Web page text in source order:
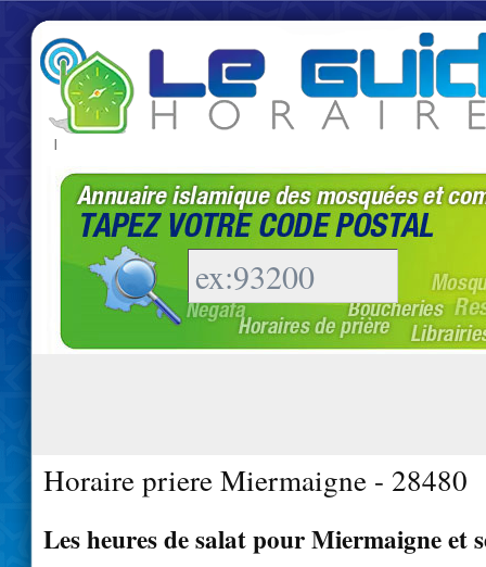
|
Horaire priere Miermaigne - 28480
Les heures de salat pour Miermaigne et